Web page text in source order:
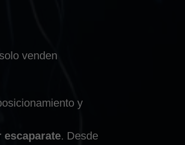
venden
y
escaparate. Desde